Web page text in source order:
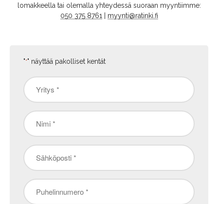
lomakkeella tai olemalla yhteydessä suoraan myyntiimme:
050 375 8761
myynti@ratinki.fi
"*" näyttää pakolliset kentät
Yritys
*
Nimi
*
Sähköposti
*
Puhelinnumero
*